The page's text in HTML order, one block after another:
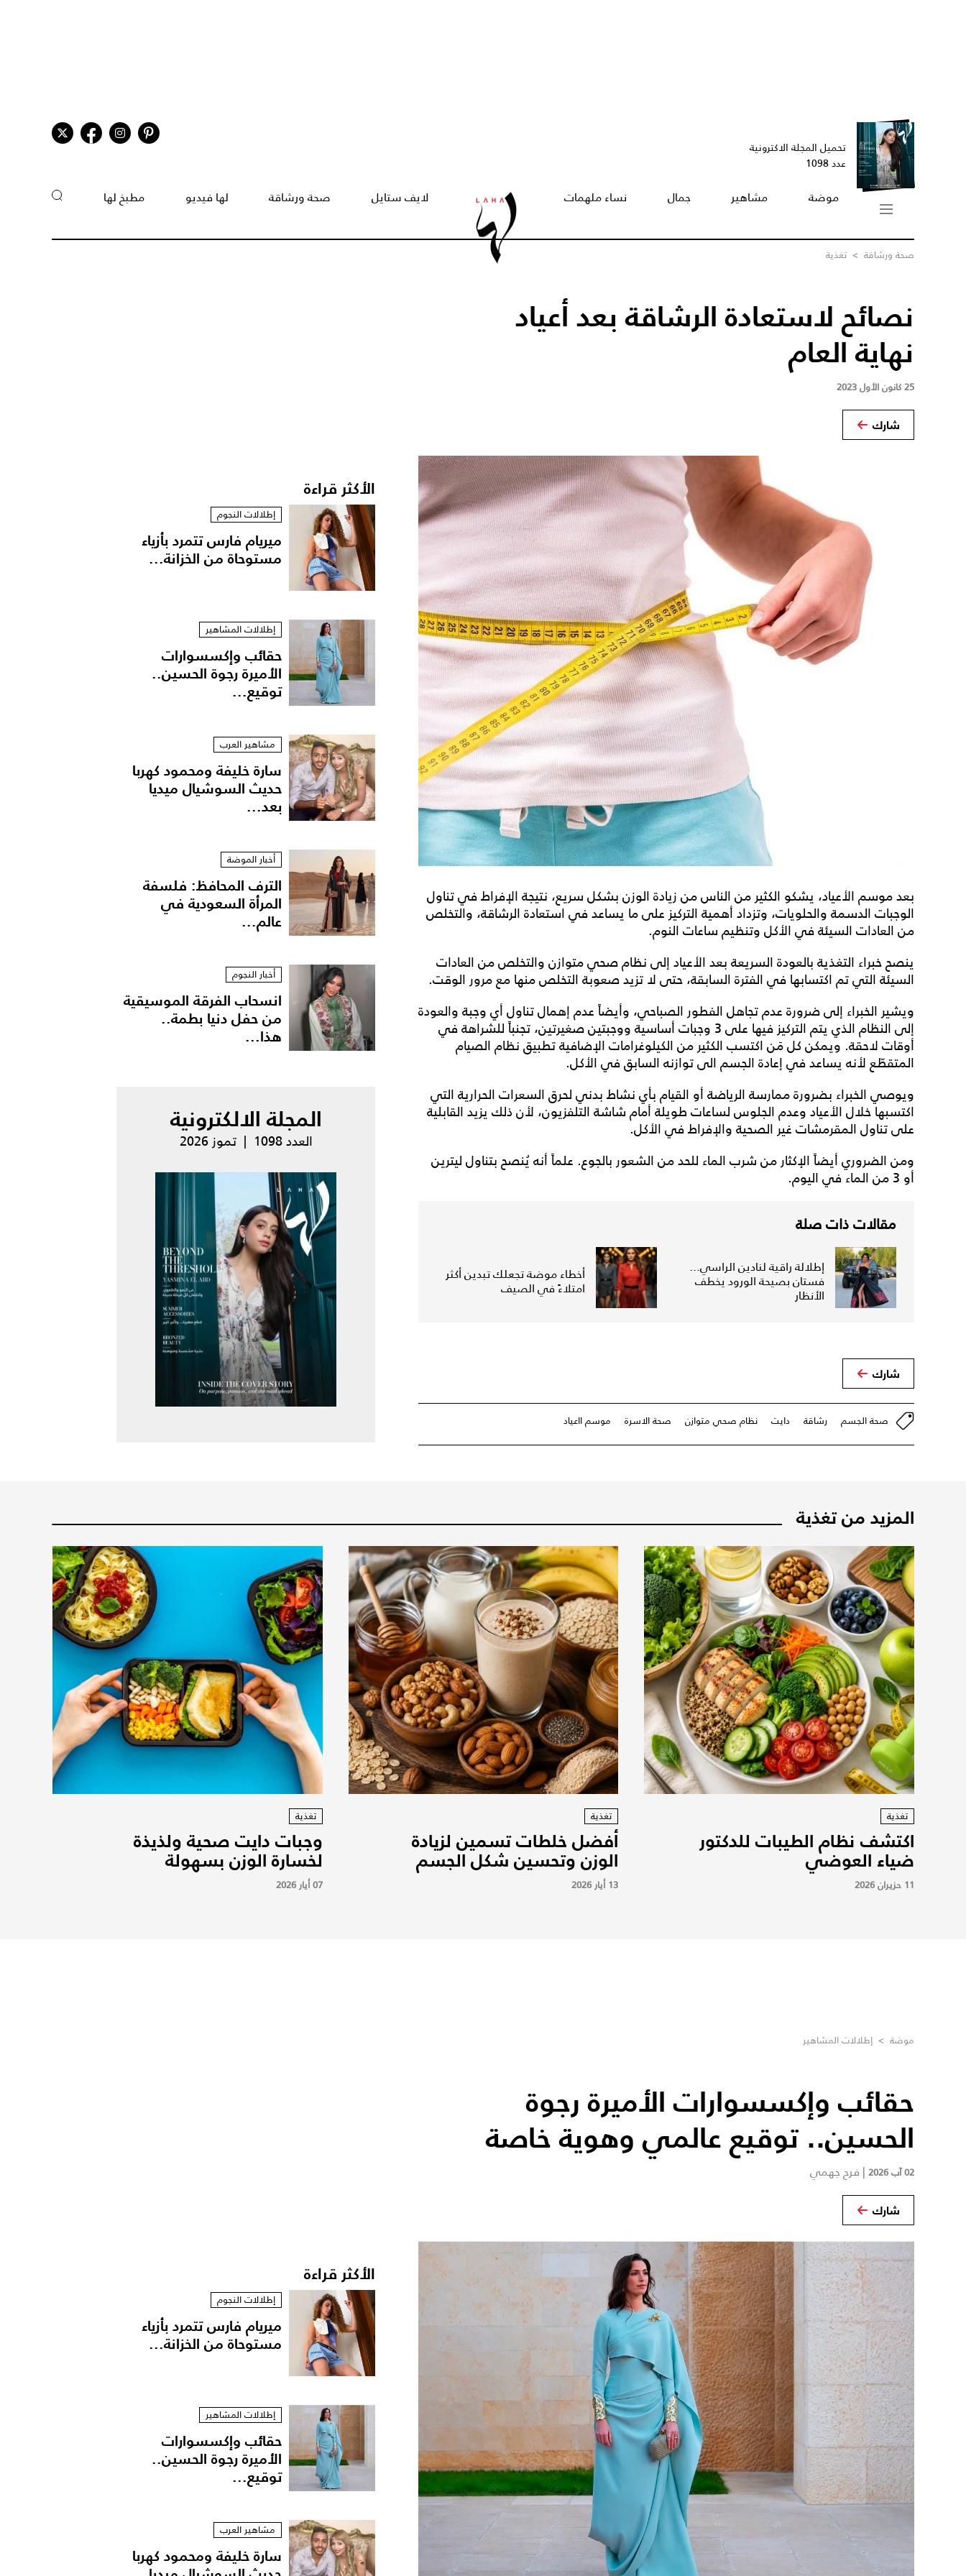
تحميل المجلة الاكترونية
عدد 1098
موضة مشاهير جمال نساء ملهمات لايف ستايل صحة ورشاقة لها فيديو مطبخ لها
صحة ورشاقة > تغذية
نصائح لاستعادة الرشاقة بعد أعياد
نهاية العام
25 كانون الأول 2023
شارك
بعد موسم الأعياد، يشكو الكثير من الناس من زيادة الوزن بشكل سريع، نتيجة الإفراط في تناول
الوجبات الدسمة والحلويات، وتزداد أهمية التركيز على ما يساعد في استعادة الرشاقة، والتخلص
من العادات السيئة في الأكل وتنظيم ساعات النوم.
ينصح خبراء التغذية بالعودة السريعة بعد الأعياد إلى نظام صحي متوازن والتخلص من العادات
السيئة التي تم اكتسابها في الفترة السابقة، حتى لا تزيد صعوبة التخلص منها مع مرور الوقت.
ويشير الخبراء إلى ضرورة عدم تجاهل الفطور الصباحي، وأيضاً عدم إهمال تناول أي وجبة والعودة
إلى النظام الذي يتم التركيز فيها على 3 وجبات أساسية ووجبتين صغيرتين، تجنباً للشراهة في
أوقات لاحقة. ويمكن كل مَن اكتسب الكثير من الكيلوغرامات الإضافية تطبيق نظام الصيام
المتقطّع لأنه يساعد في إعادة الجسم الى توازنه السابق في الأكل.
ويوصي الخبراء بضرورة ممارسة الرياضة أو القيام بأي نشاط بدني لحرق السعرات الحرارية التي
اكتسبها خلال الأعياد وعدم الجلوس لساعات طويلة أمام شاشة التلفزيون، لأن ذلك يزيد القابلية
على تناول المقرمشات غير الصحية والإفراط في الأكل.
ومن الضروري أيضاً الإكثار من شرب الماء للحد من الشعور بالجوع. علماً أنه يُنصح بتناول ليترين
أو 3 من الماء في اليوم.
مقالات ذات صلة
إطلالة راقية لنادين الراسي...
فستان بصيحة الورود يخطف
الأنظار
أخطاء موضة تجعلك تبدين أكثر
امتلاءً في الصيف
شارك
صحة الجسم رشاقة دايت نظام صحي متوازن صحة الاسرة موسم ااعياد
الأكثر قراءة
إطلالات النجوم
ميريام فارس تتمرد بأزياء
مستوحاة من الخزانة...
إطلالات المشاهير
حقائب وإكسسوارات
الأميرة رجوة الحسين..
توقيع...
مشاهير العرب
سارة خليفة ومحمود كهربا
حديث السوشيال ميديا
بعد...
أخبار الموضة
الترف المحافظ: فلسفة
المرأة السعودية في
عالم...
أخبار النجوم
انسحاب الفرقة الموسيقية
من حفل دنيا بطمة..
هذا...
المجلة الالكترونية
العدد 1098 | تموز 2026
المزيد من تغذية
تغذية
اكتشف نظام الطيبات للدكتور
ضياء العوضي
11 حزيران 2026
تغذية
أفضل خلطات تسمين لزيادة
الوزن وتحسين شكل الجسم
13 أيار 2026
تغذية
وجبات دايت صحية ولذيذة
لخسارة الوزن بسهولة
07 أيار 2026
موضة > إطلالات المشاهير
حقائب وإكسسوارات الأميرة رجوة
الحسين.. توقيع عالمي وهوية خاصة
02 آب 2026 | فرح جهمي
شارك
الأكثر قراءة
إطلالات النجوم
ميريام فارس تتمرد بأزياء
مستوحاة من الخزانة...
إطلالات المشاهير
حقائب وإكسسوارات
الأميرة رجوة الحسين..
توقيع...
مشاهير العرب
سارة خليفة ومحمود كهربا